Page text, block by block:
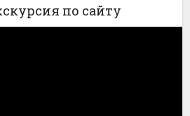
по сайту